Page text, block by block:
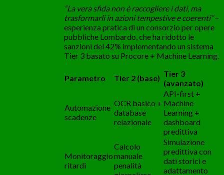
“La vera sfida non è raccogliere i dati, ma
trasformarli in azioni tempestive e coerenti”–
esperienza pratica di un consorzio per opere
pubbliche Lombardo, che ha ridotto le
sanzioni del 42% implementando un sistema
Tier 3 basato su Procore + Machine Learning.
Parametro Tier 2 (base) Tier 3
(avanzato)
Automazione
scadenze
OCR basico +
database
relazionale
API-first +
Machine
Learning +
dashboard
predittiva
Monitoraggio
ritardi
Calcolo
manuale
penalità
Simulazione
predittiva con
dati storici e
adattamento